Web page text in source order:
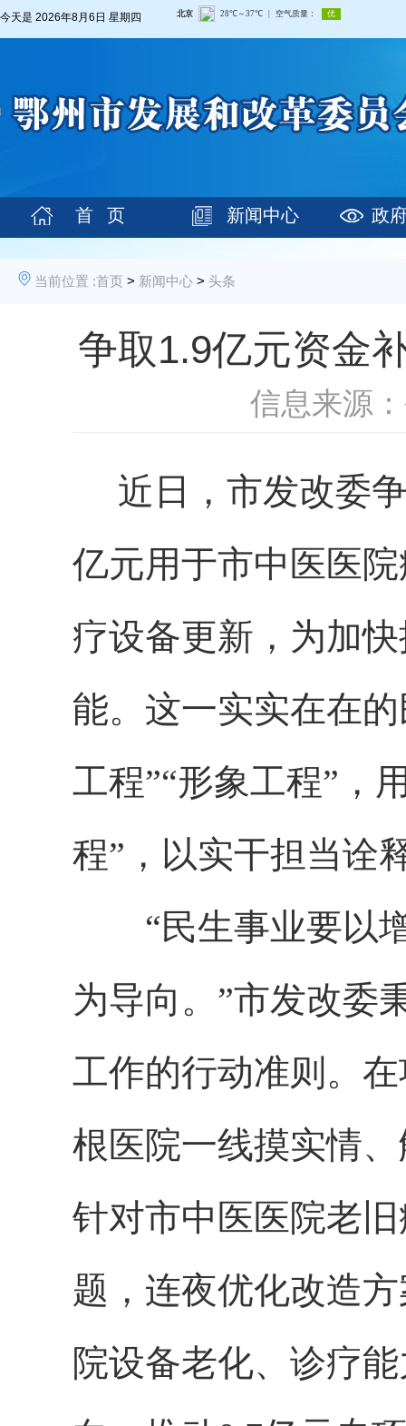
今天是 2026年8月6日 星期四
首 页 新闻中心 政
当前位置 :首页 > 新闻中心 > 头条
争取1.9亿元资金
信息来源
近日，市发改委争
亿元用于市中医医
疗设备更新，为加
能。这一实实在在
工程”“形象工程”，
程”，以实干担当诠
“民生事业要以增
为导向。”市发改委
工作的行动准则。
根医院一线摸实情
针对市中医医院老
题，连夜优化改造
院设备老化、诊疗